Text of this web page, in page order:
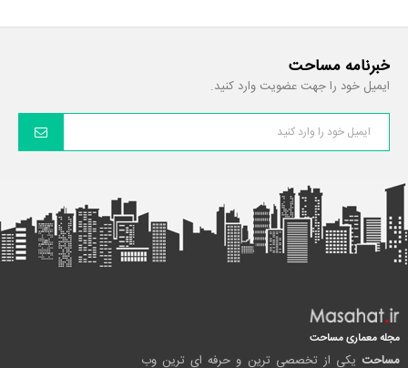
خبرنامه مساحت
ایمیل خود را جهت عضویت وارد کنید.
مجله معماری مساحت
مساحت یکی از تخصصی ترین و حرفه ای ترین وب